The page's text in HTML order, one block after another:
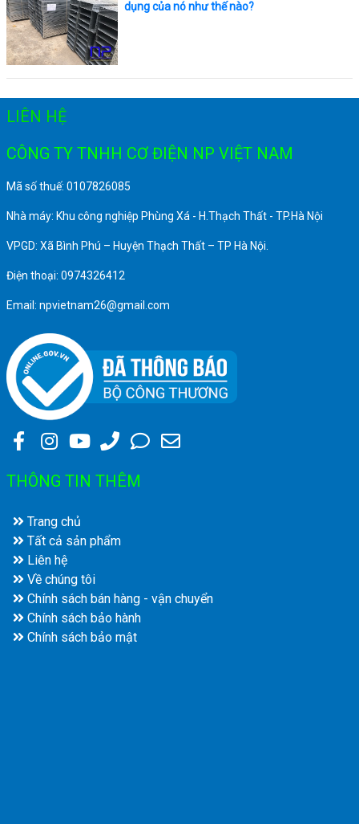
dụng của nó như thế nào?
LIÊN HỆ
CÔNG TY TNHH CƠ ĐIỆN NP VIỆT NAM
Mã số thuế: 0107826085
Nhà máy: Khu công nghiệp Phùng Xá - H.Thạch Thất - TP.Hà Nội
VPGD: Xã Bình Phú – Huyện Thạch Thất – TP Hà Nội.
Điện thoại: 0974326412
Email: npvietnam26@gmail.com
THÔNG TIN THÊM
Trang chủ
Tất cả sản phẩm
Liên hệ
Về chúng tôi
Chính sách bán hàng - vận chuyển
Chính sách bảo hành
Chính sách bảo mật